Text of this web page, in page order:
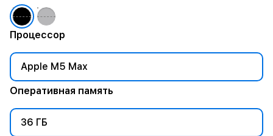
Процессор
Apple M5 Max
Оперативная память
36 ГБ